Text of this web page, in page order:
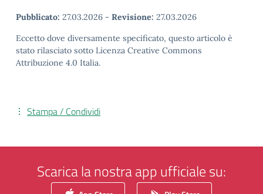
Pubblicato: 27.03.2026 - Revisione: 27.03.2026
Eccetto dove diversamente specificato, questo articolo è
stato rilasciato sotto Licenza Creative Commons
Attribuzione 4.0 Italia.
Stampa / Condividi
Scarica la nostra app ufficiale su: